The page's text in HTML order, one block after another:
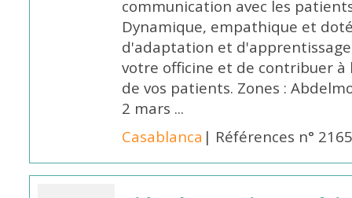
communication avec les
Dynamique, empathique et
d'adaptation et
votre officine et de contribuer
de vos patients. Zones :
2 mars ...
Casablanca | Références n°